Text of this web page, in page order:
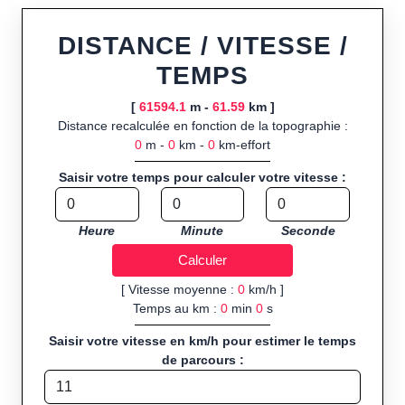
ou import de fichier GPX, calcul instantané de la distance
profil d’élévation avec options de lissage, export en trace GPX,
route GPX, KML (plat ou relief) et TCX, ainsi que calculs
Public cible :strong> sportifs de loisir et compétiteurs
préparant entraînements et parcours, organisateurs
d’événements partageant leurs itinéraires, et utilisateurs de
GPS souhaitant charger leurs trajets à l’avance.
Sports et activités disponibles :Footing (jogging), course à
pied, cyclisme (vélo), VTT, randonnée, roller et équitation.
DISTANCE / VITESSE /
TEMPS
[ 61594.1m - 61.59km ]
Distance recalculée en fonction de la topographie :
0 m - 0 km - 0 km-effort
Saisir votre temps pour calculer votre vitesse :
Heure Minute Seconde
[ Vitesse moyenne : 0 km/h ]
Temps au km : 0min 0s
Saisir votre vitesse en km/h pour estimer le temps
de parcours :